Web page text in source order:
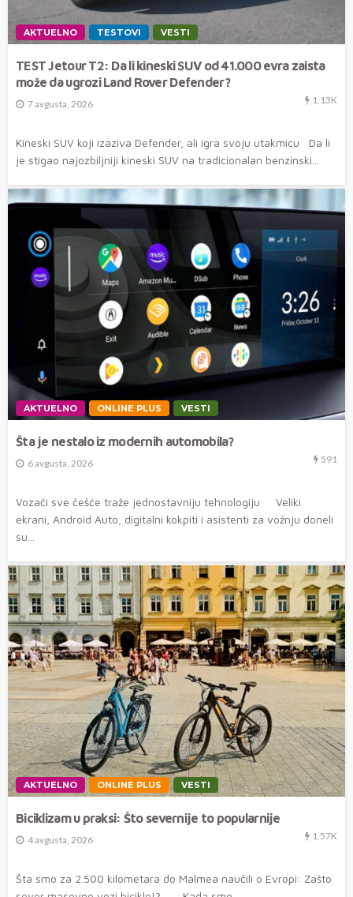
AKTUELNO TESTOVI VESTI
TEST Jetour T2: Da li kineski SUV od 41.000 evra zaista
može da ugrozi Land Rover Defender?
7 avgusta, 2026 1.13K
Kineski SUV koji izaziva Defender, ali igra svoju utakmicu Da li
je stigao najozbiljniji kineski SUV na tradicionalan benzinski...
AKTUELNO ONLINE PLUS VESTI
Šta je nestalo iz modernih automobila?
6 avgusta, 2026 591
Vozači sve češće traže jednostavniju tehnologiju Veliki
ekrani, Android Auto, digitalni kokpiti i asistenti za vožnju doneli
su...
AKTUELNO ONLINE PLUS VESTI
Biciklizam u praksi: Što severnije to popularnije
4 avgusta, 2026 1.57K
Šta smo za 2.500 kilometara do Malmea naučili o Evropi: Zašto